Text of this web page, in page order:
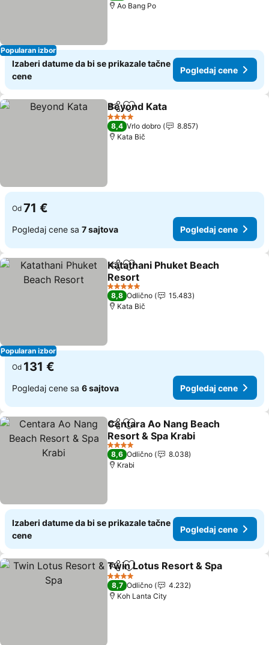
Popularan izbor
Ao Bang Po
Izaberi datume da bi se prikazale tačne
cene
Pogledaj cene
Deli Dodati u favorite
Beyond Kata
4 Zvezdice
8,4 Vrlo dobro
8.857
Kata Bič
Od 71 €
Pogledaj cene sa 7 sajtova Pogledaj cene
Popularan izbor
Deli Dodati u favorite
Katathani Phuket Beach
Resort
Pogledaj cene
5 Zvezdice
8,8 Odlično
15.483
Kata Bič
Od 131 €
Pogledaj cene sa 6 sajtova Pogledaj cene
Deli Dodati u favorite
Centara Ao Nang Beach
Resort & Spa Krabi
Pogledaj cene
4 Zvezdice
8,6 Odlično
8.038
Krabi
Izaberi datume da bi se prikazale tačne
cene
Pogledaj cene
Deli Dodati u favorite
Twin Lotus Resort & Spa
4 Zvezdice
8,7 Odlično
4.232
Koh Lanta City